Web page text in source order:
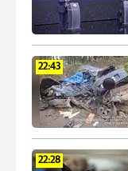
22:43
22:28